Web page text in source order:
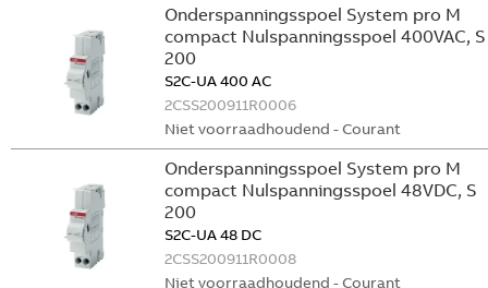
Onderspanningsspoel System pro M
compact Nulspanningsspoel 400VAC, S
200
S2C-UA 400 AC
2CSS200911R0006
Niet voorraadhoudend - Courant
Onderspanningsspoel System pro M
compact Nulspanningsspoel 48VDC, S
200
S2C-UA 48 DC
2CSS200911R0008
Niet voorraadhoudend - Courant